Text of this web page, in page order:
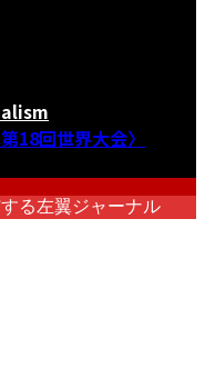
18回世界大会〉
る左翼ジャーナル